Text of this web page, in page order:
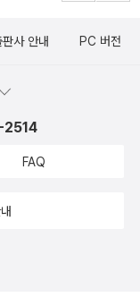
판사 안내 PC 버전
2514
FAQ